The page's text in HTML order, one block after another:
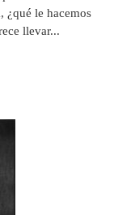
¿qué le hacemos
llevar...